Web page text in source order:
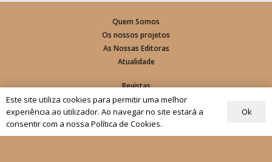
Quem Somos
Os nossos projetos
As Nossas Editoras
Atualidade
Revistas
Rezar com o Papa
Materiais de Grupos
Este site utiliza cookies para permitir uma melhor
experiência ao utilizador. Ao navegar no site estará a
consentir com a nossa Política de Cookies.
Ok